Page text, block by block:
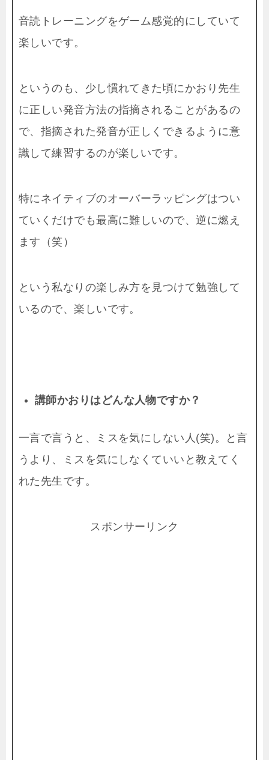
音読トレーニングをゲーム感覚的にしていて
楽しいです。
というのも、少し慣れてきた頃にかおり先生
に正しい発音方法の指摘されることがあるの
で、指摘された発音が正しくできるように意
識して練習するのが楽しいです。
特にネイティブのオーバーラッピングはつい
ていくだけでも最高に難しいので、逆に燃え
ます（笑）
という私なりの楽しみ方を見つけて勉強して
いるので、楽しいです。
講師かおりはどんな人物ですか？
一言で言うと、ミスを気にしない人(笑)。と言
うより、ミスを気にしなくていいと教えてく
れた先生です。
スポンサーリンク